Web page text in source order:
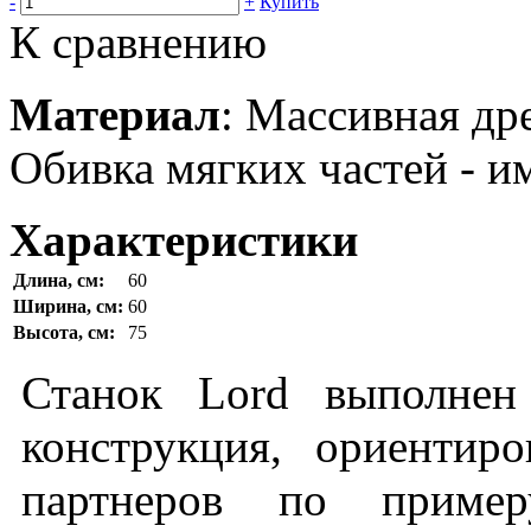
К сравнению
Материал: Массивная
Обивка мягких частей -
Характеристики
Длина, см:
60
Ширина, см: 60
Высота, см:
75
Станок Lord выполнен
конструкция,
партнеров по